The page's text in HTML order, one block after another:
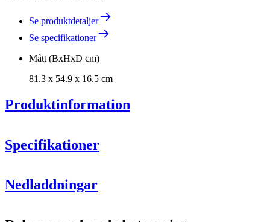
Se produktdetaljer
Se specifikationer
Mått (BxHxD cm)
81.3 x 54.9 x 16.5 cm
Produktinformation
Specifikationer
ProduktnummerS776
Nedladdningar